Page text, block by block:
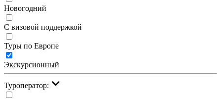
Новогодний
С визовой поддержкой
Туры по Европе
Экскурсионный
Туроператор: